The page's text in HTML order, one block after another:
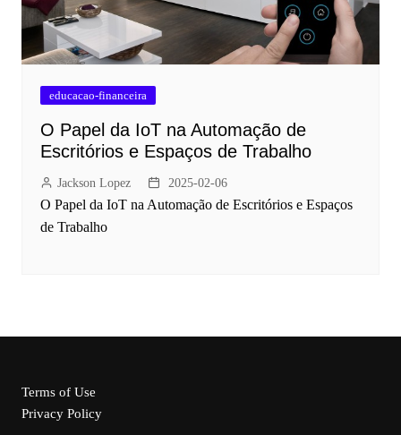
educacao-financeira
O Papel da IoT na Automação de
Escritórios e Espaços de Trabalho
Jackson Lopez 2025-02-06
O Papel da IoT na Automação de Escritórios e Espaços
de Trabalho
Terms of Use
Privacy Policy